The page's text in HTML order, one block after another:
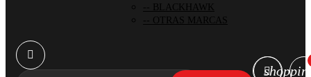
BLACKHAWK
OTRAS MARCAS